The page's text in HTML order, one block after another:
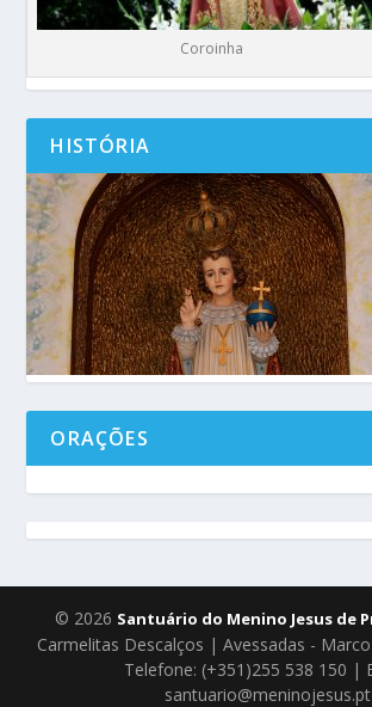
Coroinha
HISTÓRIA
ORAÇÕES
© 2026 Santuário do Menino Jesus de
Carmelitas Descalços | Avessadas -
Telefone: (+351)255 538 150 |
santuario@meninojesus.pt